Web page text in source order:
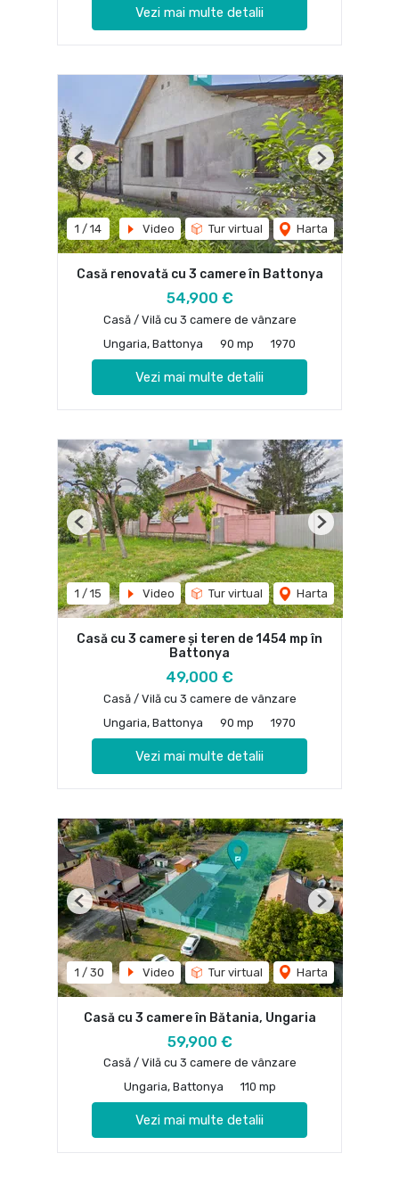
Vezi mai multe detalii
1 / 14 Video Tur virtual Harta
Previous Next
Casă renovată cu 3 camere în Battonya
54,900 €
Casă / Vilă cu 3 camere de vânzare
Ungaria, Battonya
90 mp 1970
Vezi mai multe detalii
1 / 15 Video Tur virtual Harta
Previous Next
Casă cu 3 camere și teren de 1454 mp în
Battonya
49,000 €
Casă / Vilă cu 3 camere de vânzare
Ungaria, Battonya
90 mp 1970
Vezi mai multe detalii
1 / 30 Video Tur virtual Harta
Previous Next
Casă cu 3 camere în Bătania, Ungaria
59,900 €
Casă / Vilă cu 3 camere de vânzare
Ungaria, Battonya
110 mp
Vezi mai multe detalii